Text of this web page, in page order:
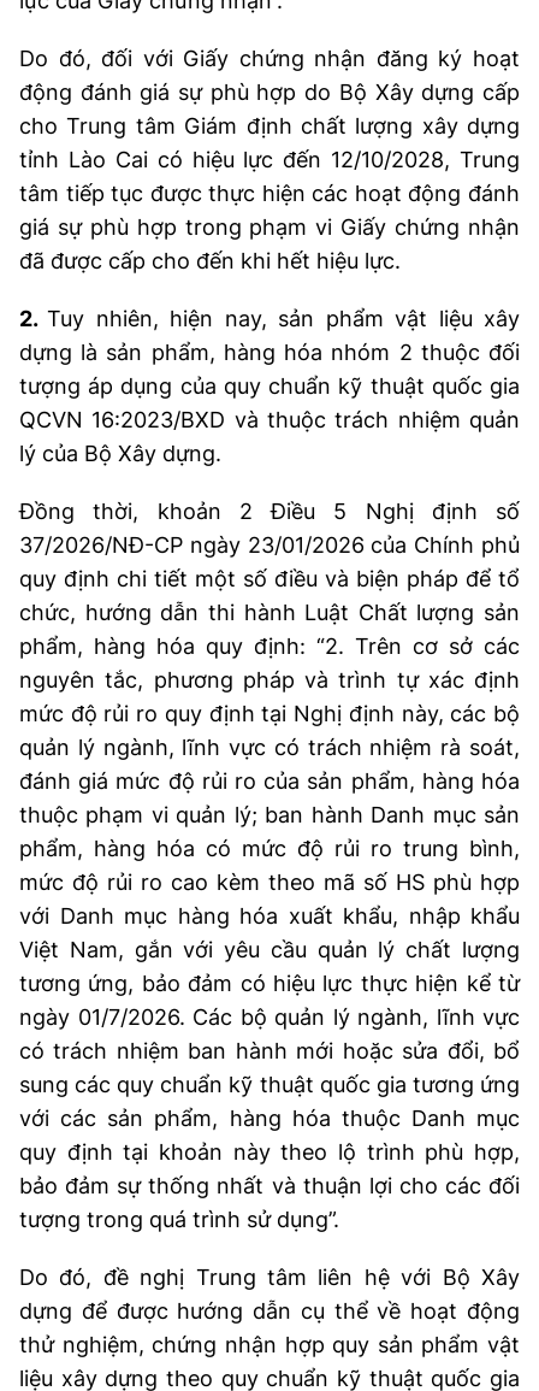
Do đó, đối với Giấy chứng nhận đăng ký hoạt
động đánh giá sự phù hợp do Bộ Xây dựng cấp
cho Trung tâm Giám định chất lượng xây dựng
tỉnh Lào Cai có hiệu lực đến 12/10/2028, Trung
tâm tiếp tục được thực hiện các hoạt động đánh
giá sự phù hợp trong phạm vi Giấy chứng nhận
đã được cấp cho đến khi hết hiệu lực.
2.Tuy nhiên, hiện nay, sản phẩm vật liệu xây
dựng là sản phẩm, hàng hóa nhóm 2 thuộc đối
tượng áp dụng của quy chuẩn kỹ thuật quốc gia
QCVN 16:2023/BXD và thuộc trách nhiệm quản
lý của Bộ Xây dựng.
Đồng thời, khoản 2 Điều 5 Nghị định số
37/2026/NĐ-CP ngày 23/01/2026 của Chính phủ
quy định chi tiết một số điều và biện pháp để tổ
chức, hướng dẫn thi hành Luật Chất lượng sản
phẩm, hàng hóa quy định: “2. Trên cơ sở các
nguyên tắc, phương pháp và trình tự xác định
mức độ rủi ro quy định tại Nghị định này, các bộ
quản lý ngành, lĩnh vực có trách nhiệm rà soát,
đánh giá mức độ rủi ro của sản phẩm, hàng hóa
thuộc phạm vi quản lý; ban hành Danh mục sản
phẩm, hàng hóa có mức độ rủi ro trung bình,
mức độ rủi ro cao kèm theo mã số HS phù hợp
với Danh mục hàng hóa xuất khẩu, nhập khẩu
Việt Nam, gắn với yêu cầu quản lý chất lượng
tương ứng, bảo đảm có hiệu lực thực hiện kể từ
ngày 01/7/2026. Các bộ quản lý ngành, lĩnh vực
có trách nhiệm ban hành mới hoặc sửa đổi, bổ
sung các quy chuẩn kỹ thuật quốc gia tương ứng
với các sản phẩm, hàng hóa thuộc Danh mục
quy định tại khoản này theo lộ trình phù hợp,
bảo đảm sự thống nhất và thuận lợi cho các đối
tượng trong quá trình sử dụng”.
Do đó, đề nghị Trung tâm liên hệ với Bộ Xây
dựng để được hướng dẫn cụ thể về hoạt động
thử nghiệm, chứng nhận hợp quy sản phẩm vật
liệu xây dựng theo quy chuẩn kỹ thuật quốc gia